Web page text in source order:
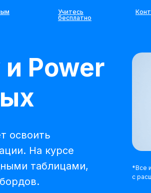
Учитесь
бесплатно
Power
освоить
На курсе
таблицами,
*Все
с